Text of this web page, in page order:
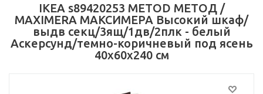
IKEA s89420253 METOD МЕТОД /
MAXIMERA МАКСИМЕРА Высокий шкаф/
выдв секц/3ящ/1дв/2плк - белый
Аскерсунд/темно-коричневый под ясень
40x60x240 см